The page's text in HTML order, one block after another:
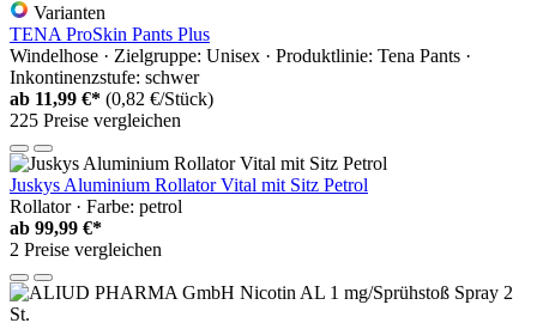
Varianten
TENA ProSkin Pants Plus
Windelhose · Zielgruppe: Unisex · Produktlinie: Tena Pants ·
Inkontinenzstufe: schwer
ab 11,99 €* (0,82 €/Stück)
225 Preise vergleichen
Juskys Aluminium Rollator Vital mit Sitz Petrol
Rollator · Farbe: petrol
ab 99,99 €*
2 Preise vergleichen